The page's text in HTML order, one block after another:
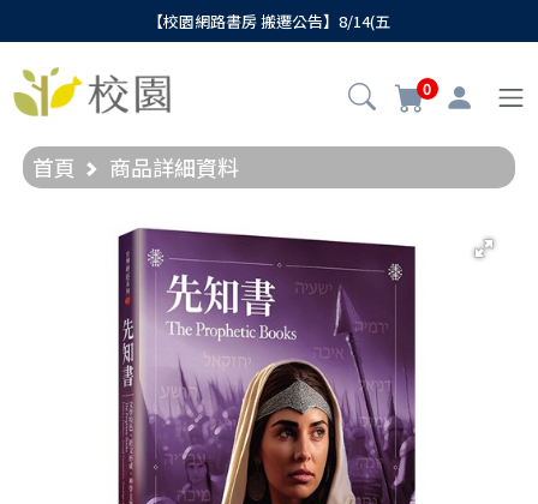
【校園網路書房 搬遷公告】8/14(五
0
首頁 商品詳細資料